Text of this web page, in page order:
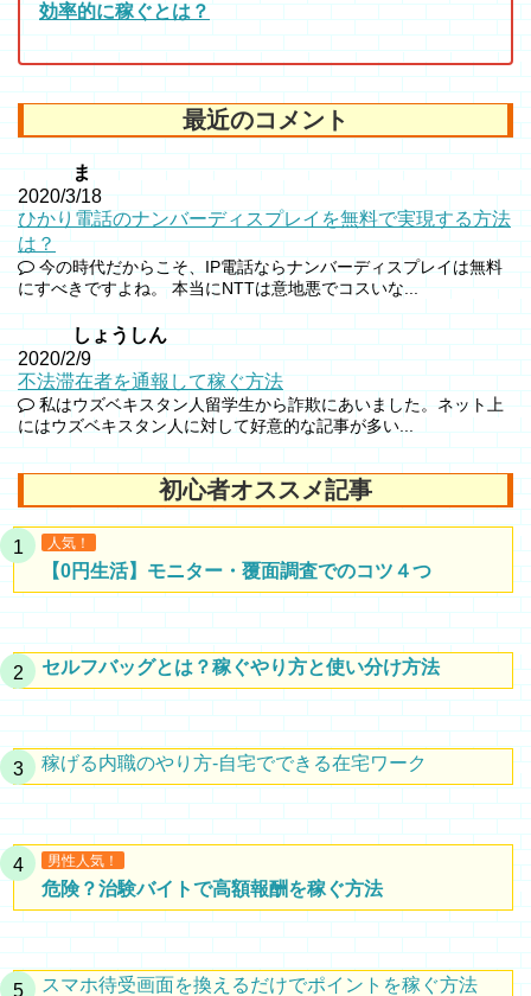
効率的に稼ぐとは？
最近のコメント
ま
2020/3/18
ひかり電話のナンバーディスプレイを無料で実現する方法
は？
今の時代だからこそ、IP電話ならナンバーディスプレイは無料
にすべきですよね。 本当にNTTは意地悪でコスいな...
しょうしん
2020/2/9
不法滞在者を通報して稼ぐ方法
私はウズベキスタン人留学生から詐欺にあいました。ネット上
にはウズベキスタン人に対して好意的な記事が多い...
初心者オススメ記事
人気！
【0円生活】モニター・覆面調査でのコツ４つ
セルフバッグとは？稼ぐやり方と使い分け方法
稼げる内職のやり方-自宅でできる在宅ワーク
男性人気！
危険？治験バイトで高額報酬を稼ぐ方法
スマホ待受画面を換えるだけでポイントを稼ぐ方法